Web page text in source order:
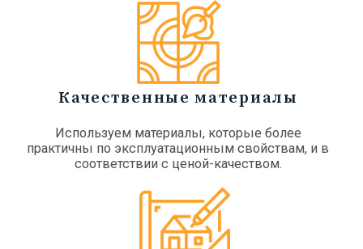
Качественные материалы
Используем материалы, которые более
практичны по эксплуатационным свойствам, и в
соответствии с ценой-качеством.